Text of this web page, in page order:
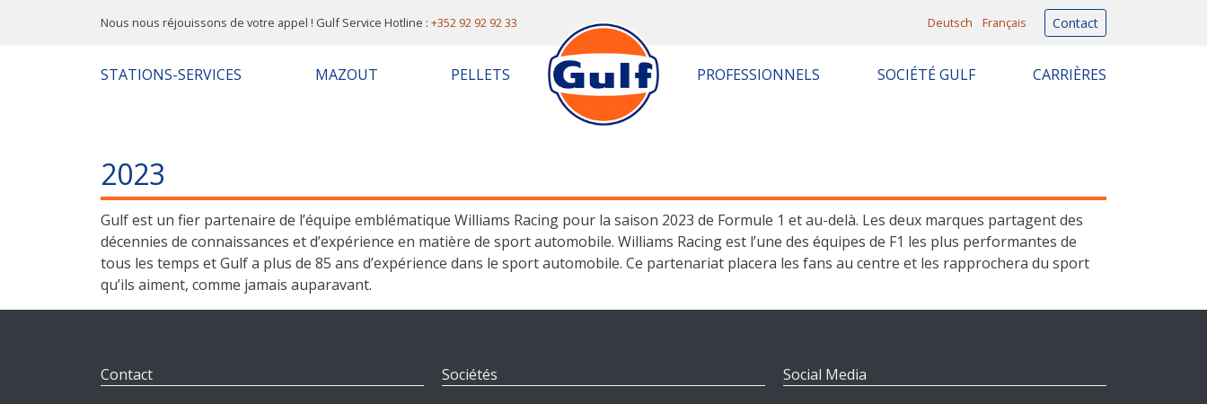
Nous nous réjouissons de votre appel ! Gulf Service Hotline : +352 92 92 92 33 Deutsch Français Contact
STATIONS-SERVICES MAZOUT PELLETS PROFESSIONNELS SOCIÉTÉ GULF CARRIÈRES
2023
Gulf est un fier partenaire de l’équipe emblématique Williams Racing pour la saison 2023 de Formule 1 et au-delà. Les deux marques partagent des
décennies de connaissances et d’expérience en matière de sport automobile. Williams Racing est l’une des équipes de F1 les plus performantes de
tous les temps et Gulf a plus de 85 ans d’expérience dans le sport automobile. Ce partenariat placera les fans au centre et les rapprochera du sport
qu’ils aiment, comme jamais auparavant.
Contact Sociétés Social Media